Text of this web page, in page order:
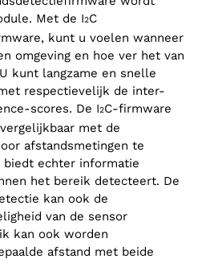
Met de I2C
kunt u voelen wanneer
omgeving en hoe ver het van
kunt langzame en snelle
respectievelijk de inter-
scores. De I2C-firmware
met de
afstandsmetingen te
biedt echter informatie
het bereik detecteert. De
kan ook de
van de sensor
kan ook worden
afstand met beide